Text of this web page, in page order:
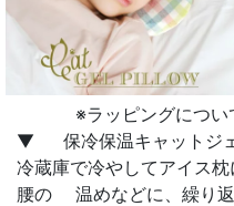
※ラッピングについ
▼ 保冷保温キャット
冷蔵庫で冷やしてアイス
腰の 温めなどに、繰り返